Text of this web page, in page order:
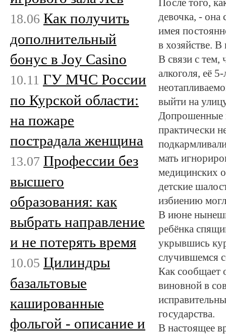
После того,
девочка, - она
имея
в хозяйстве. В
В связи с тем,
алкоголя, её
выйти на
Допрошенные
практически
мать
медицинских
детские
избиению
В июне
ребёнка
укрывшись
случившемся
Как сообщает
виновной в
государства.
В настоящее
18.06 Как получить
дополнительный
бонус в Joy Casino
10.11 ГУ МЧС России
по Курской области:
на пожаре
пострадала женщина
13.07 Профессии без
высшего
образования: как
выбрать направление
и не потерять время
10.05 Цилиндры
базальтовые
кашированные
фольгой - описание и